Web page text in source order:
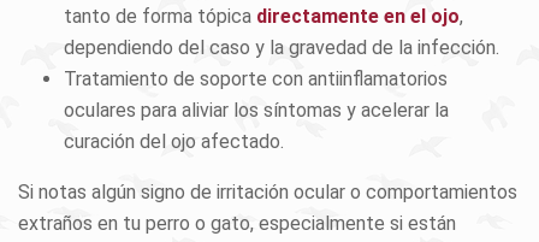
tanto de forma tópica directamente en el ojo,
dependiendo del caso y la gravedad de la infección.
Tratamiento de soporte con antiinflamatorios
oculares para aliviar los síntomas y acelerar la
curación del ojo afectado.
Si notas algún signo de irritación ocular o comportamientos
extraños en tu perro o gato, especialmente si están